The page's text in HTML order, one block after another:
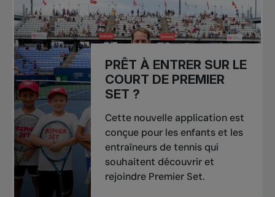
PRÊT À ENTRER SUR LE
COURT DE PREMIER
SET ?
Cette nouvelle application est
conçue pour les enfants et les
entraîneurs de tennis qui
souhaitent découvrir et
rejoindre Premier Set.